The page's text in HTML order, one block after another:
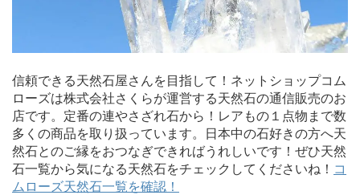
信頼できる天然石屋さんを目指して！ネットショップコム
ローズは株式会社さくらが運営する天然石の通信販売のお
店です。定番の連やさざれ石から！レアもの１点物まで数
多くの商品を取り扱っています。日本中の石好きの方へ天
然石とのご縁をおつなぎできればうれしいです！ぜひ天然
石一覧から気になる天然石をチェックしてくださいね！ コ
ムローズ天然石一覧を確認！